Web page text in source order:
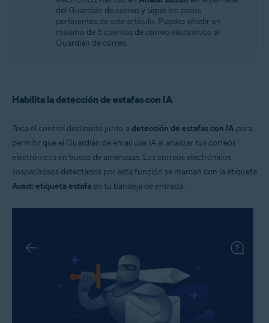
del Guardián de correo y sigue los pasos
pertinentes de este artículo. Puedes añadir un
máximo de 5 cuentas de correo electrónico al
Guardián de correo.
Habilita la detección de estafas con IA
Toca el control deslizante junto a detección de estafas con IA para
permitir que el Guardián de email use IA al analizar tus correos
electrónicos en busca de amenazas. Los correos electrónicos
sospechosos detectados por esta función se marcan con la etiqueta
Avast: etiqueta estafa en tu bandeja de entrada.